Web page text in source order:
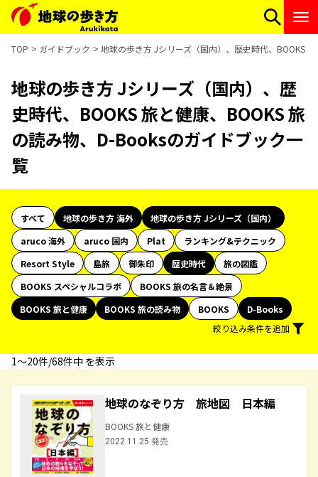
TOP ガイドブック 地球の歩き方 Jシリーズ（国内）、歴史時代、BOOKS
地球の歩き方 Jシリーズ（国内）、歴
史時代、BOOKS 旅と健康、BOOKS 旅
の読み物、D-Booksのガイドブック一
覧
すべて 地球の歩き方 海外
地球の歩き方 Jシリーズ（国内）
aruco 海外
aruco 国内 Plat
ランキング&テクニック
Resort Style
島旅 御朱印 歴史時代
旅の図鑑
BOOKS スペシャルコラボ
BOOKS 旅の名言＆絶景
BOOKS 旅と健康
BOOKS 旅の読み物 BOOKS
D-Books
絞り込み条件を追加
1〜20件/68件中 を表示
地球のなぞり方 旅地図 日本編
BOOKS 旅と健康
2022.11.25 発売